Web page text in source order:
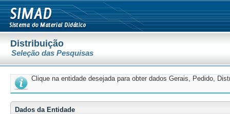
Distribuição
Seleção das Pesquisas
Clique na entidade desejada para obter dados Gerais, Pedido,
Dados da Entidade